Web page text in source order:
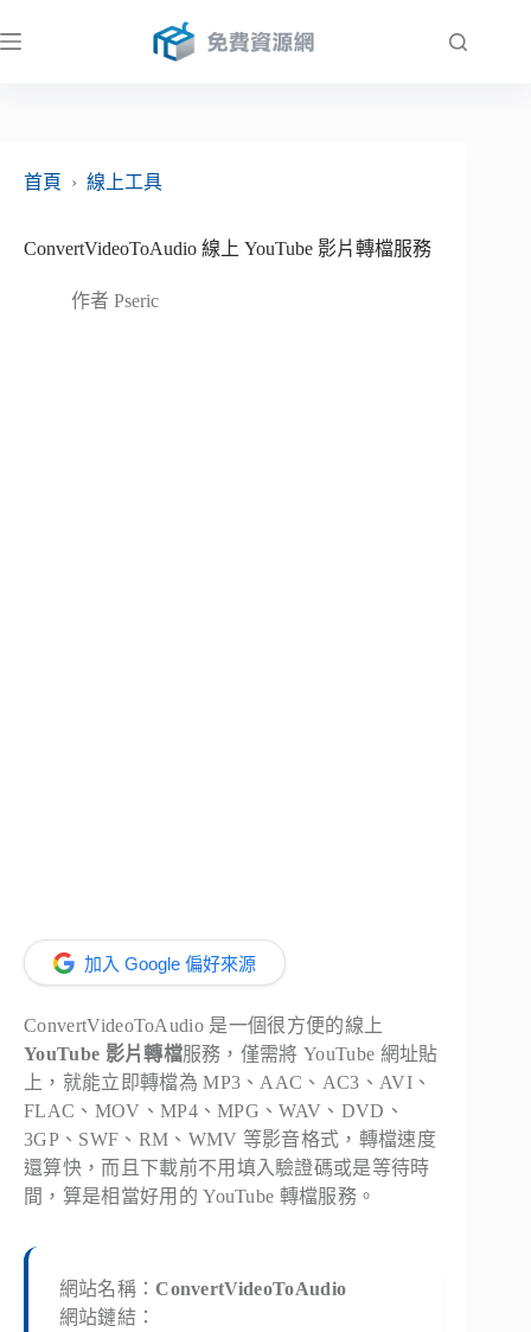
至
首頁
› 線上工具
ConvertVideoToAudio 線上 YouTube 影片轉檔服務
作者 Pseric
加入 Google 偏好來源
ConvertVideoToAudio 是一個很方便的線上
YouTube 影片轉檔服務，僅需將 YouTube 網址貼
上，就能立即轉檔為 MP3、AAC、AC3、AVI、
FLAC、MOV、MP4、MPG、WAV、DVD、
3GP、SWF、RM、WMV 等影音格式，轉檔速度
還算快，而且下載前不用填入驗證碼或是等待時
間，算是相當好用的 YouTube 轉檔服務。
網站名稱：ConvertVideoToAudio
網站鏈結：